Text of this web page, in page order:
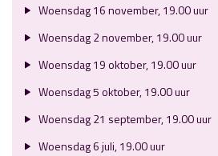
Woensdag 16 november, 19.00 uur
Woensdag 2 november, 19.00 uur
Woensdag 19 oktober, 19.00 uur
Woensdag 5 oktober, 19.00 uur
Woensdag 21 september, 19.00 uur
Woensdag 6 juli, 19.00 uur